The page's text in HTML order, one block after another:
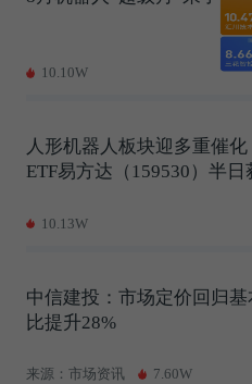
10.10W
人形机器人板块迎多重催化
ETF易方达（159530）半日
10.13W
中信建投：市场定价回归
比提升28%
来源：市场资讯 7.60W